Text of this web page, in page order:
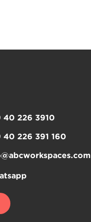
40 226 3910
40 226 391 160